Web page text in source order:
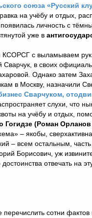
союза «Русский
на учёбу и отдых,
личность с
уже в
с выламываем
в своих
Однако затем
в Москву, назначили
Сварчуком,
слухи, что
на учёбу и отдых,
Гогидзе (Роман
– якобы,
– всем остальным,
Борисович, уж
отвечать на
сотни